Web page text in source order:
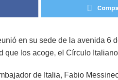
en su sede de la avenida 6
que los acoge, el Círculo
de Italia, Fabio